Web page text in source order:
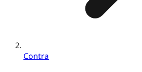
Contra